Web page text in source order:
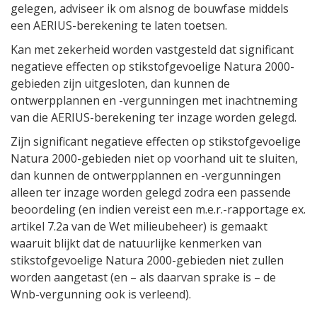
gelegen, adviseer ik om alsnog de bouwfase middels
een AERIUS-berekening te laten toetsen.
Kan met zekerheid worden vastgesteld dat significant
negatieve effecten op stikstofgevoelige Natura 2000-
gebieden zijn uitgesloten, dan kunnen de
ontwerpplannen en -vergunningen met inachtneming
van die AERIUS-berekening ter inzage worden gelegd.
Zijn significant negatieve effecten op stikstofgevoelige
Natura 2000-gebieden niet op voorhand uit te sluiten,
dan kunnen de ontwerpplannen en -vergunningen
alleen ter inzage worden gelegd zodra een passende
beoordeling (en indien vereist een m.e.r.-rapportage ex.
artikel 7.2a van de Wet milieubeheer) is gemaakt
waaruit blijkt dat de natuurlijke kenmerken van
stikstofgevoelige Natura 2000-gebieden niet zullen
worden aangetast (en – als daarvan sprake is – de
Wnb-vergunning ook is verleend).